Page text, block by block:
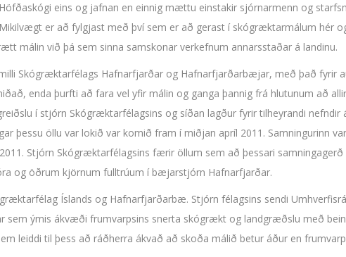
eins og jafnan en einnig mættu einstakir sjórnarmenn og
er að fylgjast með því sem er að gerast í skógræktarmálum hér
málin við þá sem sinna samskonar verkefnum annarsstaðar á landinu.
Skógræktarfélags Hafnarfjarðar og Hafnarfjarðarbæjar, með það fyrir
enda þurfti að fara vel yfir málin og ganga þannig frá hlutunum að
í stjórn Skógræktarfélagsins og síðan lagður fyrir tilheyrandi nefndir
öllu var lokið var komið fram í miðjan apríl 2011. Samningurinn
Stjórn Skógræktarfélagsins færir öllum sem að þessari samningagerð
og öðrum kjörnum fulltrúum í bæjarstjórn Hafnarfjarðar.
Íslands og Hafnarfjarðarbæ. Stjórn félagsins sendi
sem ýmis ákvæði frumvarpsins snerta skógrækt og landgræðslu með
leiddi til þess að ráðherra ákvað að skoða málið betur áður en